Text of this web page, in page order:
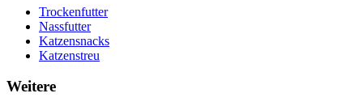
Trockenfutter
Nassfutter
Katzensnacks
Katzenstreu
Weitere